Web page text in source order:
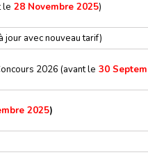
le 28 Novembre 2025)
jour avec nouveau tarif)
2026 (avant le 30
2025)